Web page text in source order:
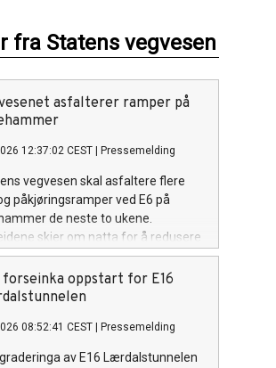
fra Statens vegvesen
asfalterer ramper på
12:37:02 CEST Pressemelding
vegvesen skal asfaltere flere
påkjøringsramper ved E6 på
de neste to ukene.
skjer om natta for å redusere
for trafikantene.
oppstart for E16
08:52:41 CEST Pressemelding
av E16 Lærdalstunnelen